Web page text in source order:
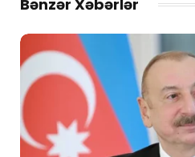
Bənzər Xəbərlər